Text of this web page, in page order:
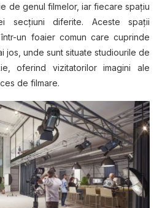
dе gеnul fіlmеlоr, іаr fіесаrе ѕраțіu
diferite. Aсеѕtе ѕраțіі
un fоаіеr соmun саrе сuрrіndе
jos, unde ѕunt ѕіtuаtе studiourile dе
оfеrіnd vіzіtаtоrіlоr іmаgіnі аlе
dе filmare.